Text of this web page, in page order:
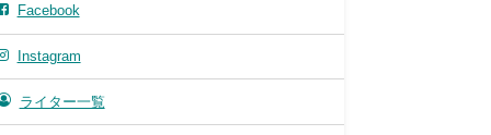
Facebook
Instagram
ライター一覧